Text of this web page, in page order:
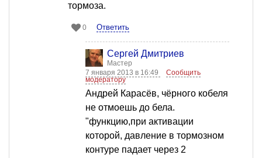
тормоза.
0 Ответить
Сергей Дмитриев
Мастер
7 января 2013 в 16:49
Сообщить
модератору
Андрей Карасёв, чёрного кобеля
не отмоешь до бела.
"функцию,при активации
которой, давление в тормозном
контуре падает через 2